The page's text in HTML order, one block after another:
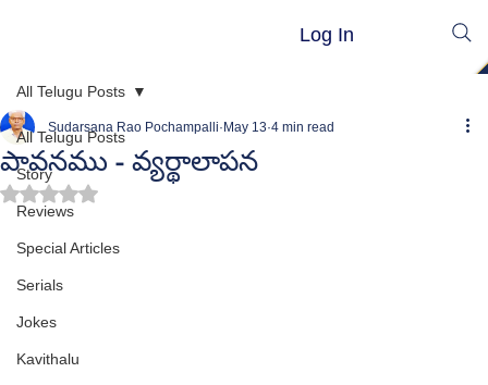
Log In
All Telugu Posts
Story
Reviews
Special Articles
Serials
Jokes
Kavithalu
All Telugu Posts
పావనము - వ్యర్థాలాపన
Sudarsana Rao Pochampalli May 13 4 min read
Rated NaN out of 5 stars.